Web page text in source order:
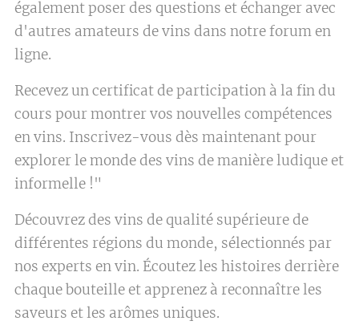
également poser des questions et échanger avec
d'autres amateurs de vins dans notre forum en
ligne.
Recevez un certificat de participation à la fin du
cours pour montrer vos nouvelles compétences
en vins. Inscrivez-vous dès maintenant pour
explorer le monde des vins de manière ludique et
informelle !"
Découvrez des vins de qualité supérieure de
différentes régions du monde, sélectionnés par
nos experts en vin. Écoutez les histoires derrière
chaque bouteille et apprenez à reconnaître les
saveurs et les arômes uniques.